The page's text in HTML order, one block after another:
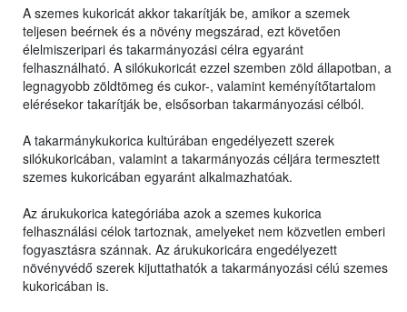
A szemes kukoricát akkor takarítják be, amikor a szemek
teljesen beérnek és a növény megszárad, ezt követően
élelmiszeripari és takarmányozási célra egyaránt
felhasználható. A silókukoricát ezzel szemben zöld állapotban, a
legnagyobb zöldtömeg és cukor-, valamint keményítőtartalom
elérésekor takarítják be, elsősorban takarmányozási célból.
A takarmánykukorica kultúrában engedélyezett szerek
silókukoricában, valamint a takarmányozás céljára termesztett
szemes kukoricában egyaránt alkalmazhatóak.
Az árukukorica kategóriába azok a szemes kukorica
felhasználási célok tartoznak, amelyeket nem közvetlen emberi
fogyasztásra szánnak. Az árukukoricára engedélyezett
növényvédő szerek kijuttathatók a takarmányozási célú szemes
kukoricában is.